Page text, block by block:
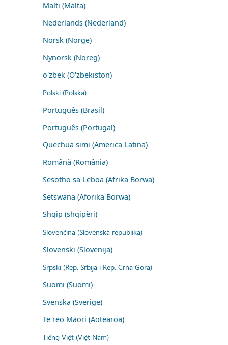
Malti (Malta)
Nederlands (Nederland)
Norsk (Norge)
Nynorsk (Noreg)
o'zbek (O'zbekiston)
Polski (Polska)
Português (Brasil)
Português (Portugal)
Quechua simi (America Latina)
Română (România)
Sesotho sa Leboa (Afrika Borwa)
Setswana (Aforika Borwa)
Shqip (shqipëri)
Slovenčina (Slovenská republika)
Slovenski (Slovenija)
Srpski (Rep. Srbija i Rep. Crna Gora)
Suomi (Suomi)
Svenska (Sverige)
Te reo Māori (Aotearoa)
Tiếng Việt (Việt Nam)